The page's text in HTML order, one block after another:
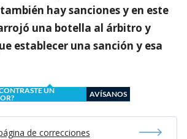
hay sanciones y en este
una botella al árbitro y
establecer una sanción y esa
UN
AVÍSANOS
de correcciones